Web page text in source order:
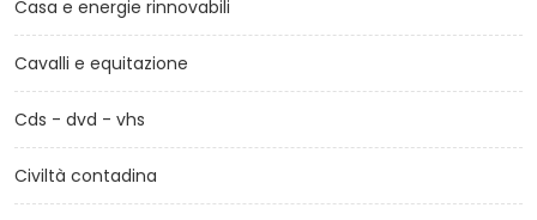
Casa e energie rinnovabili
Cavalli e equitazione
Cds - dvd - vhs
Civiltà contadina